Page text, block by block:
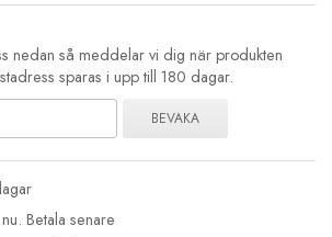
nedan så meddelar vi dig när produkten
sparas i upp till 180 dagar.
BEVAKA
Betala senare